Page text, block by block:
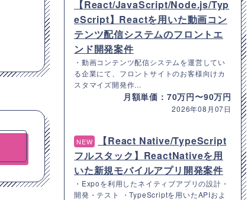
【React/JavaScript/Node.js/Typ
eScript】Reactを用いた動画コン
テンツ配信システムのフロントエ
ンド開発案件
・動画コンテンツ配信システムを運営してい
る企業にて、フロントサイトのお客様向けカ
スタマイズ開発作...
月額単価：70万円〜90万円
2026年08月07日
NEW
【React Native/TypeScript
フルスタック】ReactNativeを用
いた新規モバイルアプリ開発案件
・Expoを利用したネイティブアプリの設計・
開発・テスト ・TypeScriptを用いたAPIおよ